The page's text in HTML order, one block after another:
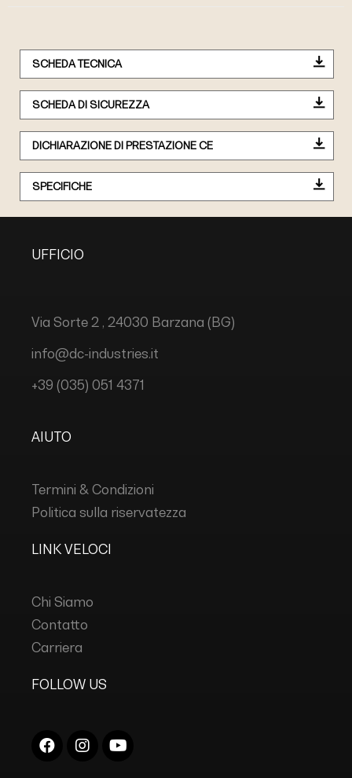
SCHEDA TECNICA
SCHEDA DI SICUREZZA
DICHIARAZIONE DI PRESTAZIONE CE
SPECIFICHE
UFFICIO
Via Sorte 2 , 24030 Barzana (BG)
info@dc-industries.it
+39 (035) 051 4371
AIUTO
Termini & Condizioni
Politica sulla riservatezza
LINK VELOCI
Chi Siamo
Contatto
Carriera
FOLLOW US